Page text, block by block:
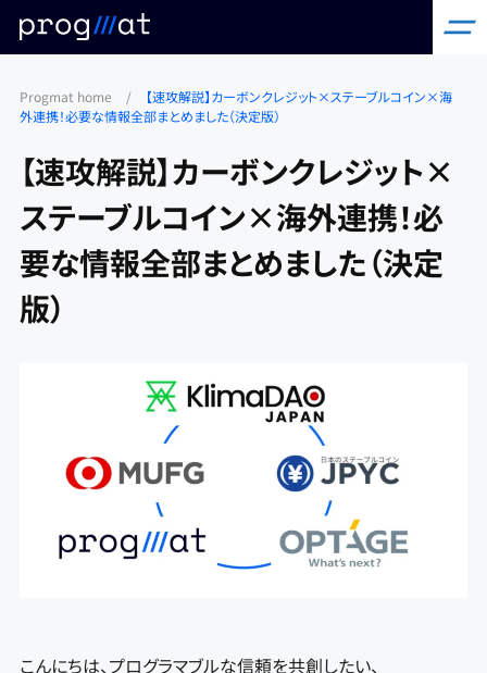
Progmat home /
【速攻解説】カーボンクレジット×ステーブルコイン×海
外連携！必要な情報全部まとめました（決定版）
【速攻解説】カーボンクレジット×
ステーブルコイン×海外連携！必
要な情報全部まとめました（決定
版）
こんにちは、プログラマブルな信頼を共創したい、